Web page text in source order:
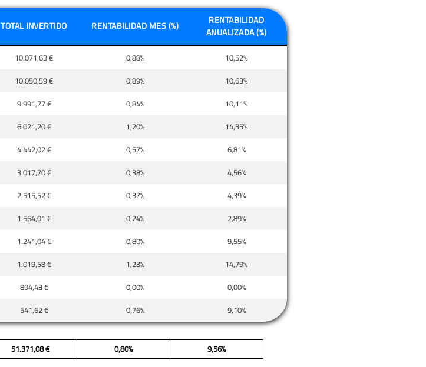
TOTAL INVERTIDO RENTABILIDAD MES (%)
RENTABILIDAD
ANUALIZADA (%)
10.071,63 € 0,88%
10,52%
10.050,59 € 0,89%
10,63%
9.991,77 € 0,84%
10,11%
6.021,20 € 1,20%
14,35%
4.442,02 € 0,57%
6,81%
3.017,70 € 0,38%
4,56%
2.515,52 € 0,37%
4,39%
1.564,01 € 0,24%
2,89%
1.241,04 € 0,80%
9,55%
1.019,58 € 1,23%
14,79%
894,43 € 0,00%
0,00%
541,62 € 0,76% 9,10%
51.371,08 € 0,80% 9,56%